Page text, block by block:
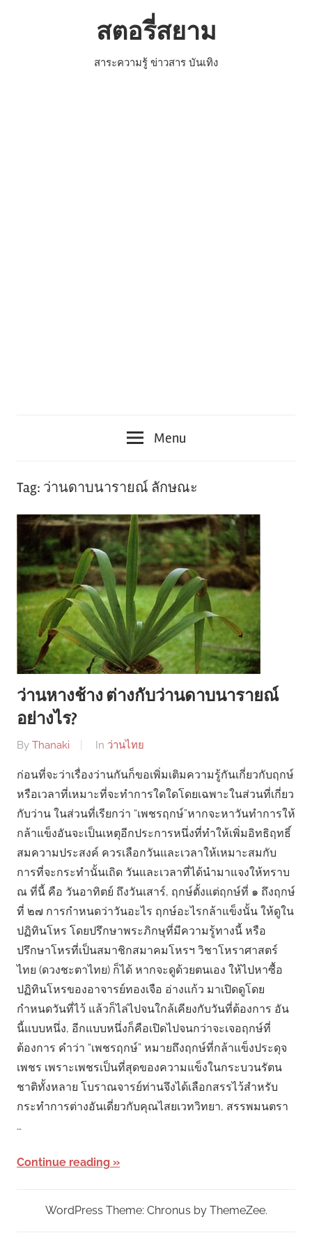
สตอรี่สยาม
สาระความรู้ ข่าวสาร บันเทิง
Menu
Tag: ว่านดาบนารายณ์ ลักษณะ
ว่านหางช้าง ต่างกับว่านดาบนารายณ์
อย่างไร?
By Thanaki In ว่านไทย
ก่อนที่จะว่าเรื่องว่านกันก็ขอเพิ่มเติมความรู้กันเกี่ยวกับฤกษ์
หรือเวลาที่เหมาะที่จะทำการใดใดโดยเฉพาะในส่วนที่เกี่ยว
กับว่าน ในส่วนที่เรียกว่า “เพชรฤกษ์”หากจะหาวันทำการให้
กล้าแข็งอันจะเป็นเหตุอีกประการหนึ่งที่ทำให้เพิ่มอิทธิฤทธิ์
สมความประสงค์ ควรเลือกวันและเวลาให้เหมาะสมกับ
การที่จะกระทำนั้นเถิด วันและเวลาที่ได้นำมาแจงให้ทราบ
ณ ที่นี้ คือ วันอาทิตย์ ถึงวันเสาร์, ฤกษ์ตั้งแต่ฤกษ์ที่ ๑ ถึงฤกษ์
ที่ ๒๗ การกำหนดว่าวันอะไร ฤกษ์อะไรกล้าแข็งนั้น ให้ดูใน
ปฏิทินโหร โดยปรึกษาพระภิกษุที่มีความรู้ทางนี้ หรือ
ปรึกษาโหรที่เป็นสมาชิกสมาคมโหรฯ วิชาโหราศาสตร์
ไทย (ดวงชะตาไทย) ก็ได้ หากจะดูด้วยตนเอง ให้ไปหาซื้อ
ปฏิทินโหรของอาจารย์ทองเจือ อ่างแก้ว มาเปิดดูโดย
กำหนดวันที่ไว้ แล้วก็ไล่ไปจนใกล้เคียงกับวันที่ต้องการ อัน
นี้แบบหนึ่ง, อีกแบบหนึ่งก็คือเปิดไปจนกว่าจะเจอฤกษ์ที่
ต้องการ คำว่า “เพชรฤกษ์” หมายถึงฤกษ์ที่กล้าแข็งประดุจ
เพชร เพราะเพชรเป็นที่สุดของความแข็งในกระบวนรัตน
ชาติทั้งหลาย โบราณจารย์ท่านจึงได้เลือกสรรไว้สำหรับ
กระทำการต่างอันเดี่ยวกับคุณไสยเวทวิทยา, สรรพมนตรา
…
Continue reading
WordPress Theme: Chronus by ThemeZee.